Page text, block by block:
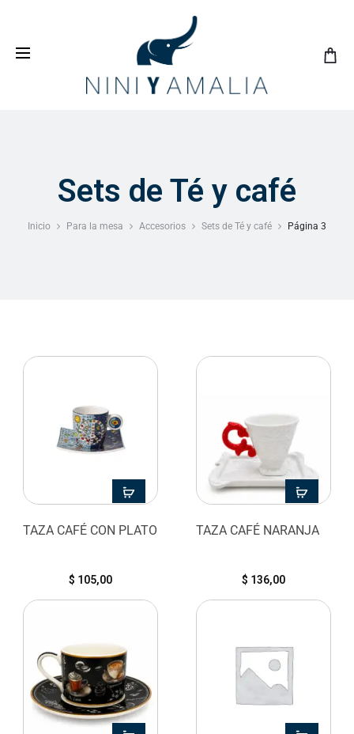
con nosotros y vive una
experiencia inolvidable
Sets de Té y café
Inicio Para la mesa Accesorios Sets de Té y café Página 3
TAZA CAFÉ CON PLATO
$ 105,00
TAZA CAFÉ NARANJA
$ 136,00